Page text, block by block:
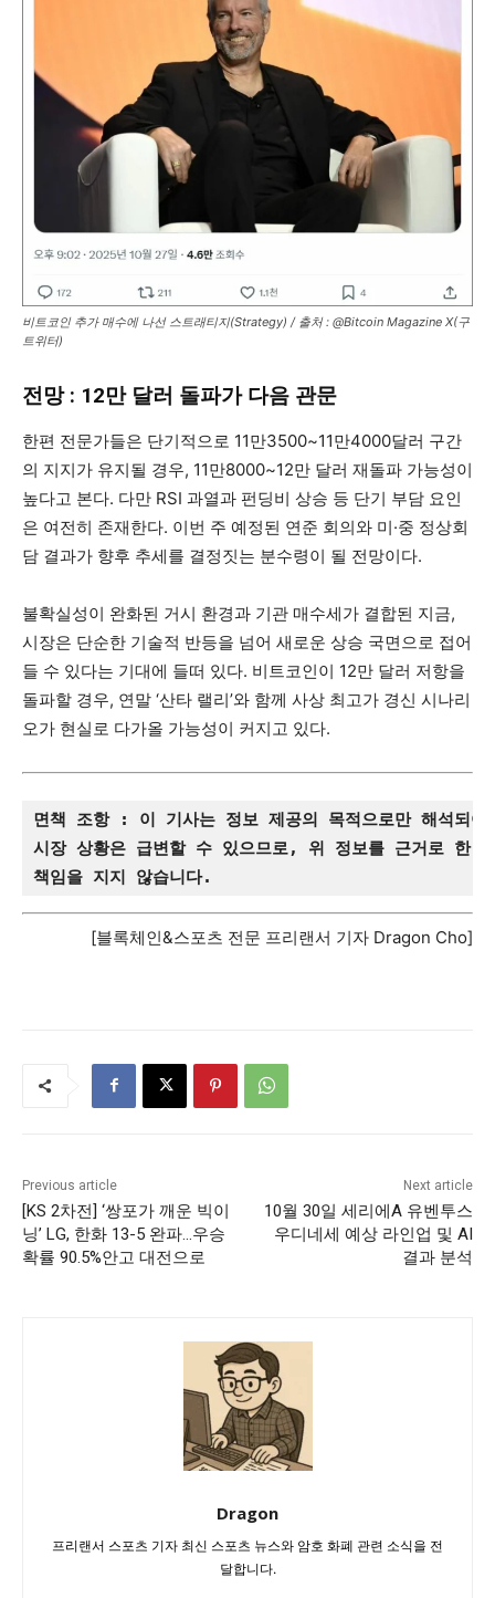
비트코인 추가 매수에 나선 스트래티지(Strategy) / 출처 : @Bitcoin Magazine X(구
트위터)
전망 : 12만 달러 돌파가 다음 관문
한편 전문가들은 단기적으로 11만3500~11만4000달러 구간
의 지지가 유지될 경우, 11만8000~12만 달러 재돌파 가능성이
높다고 본다. 다만 RSI 과열과 펀딩비 상승 등 단기 부담 요인
은 여전히 존재한다. 이번 주 예정된 연준 회의와 미·중 정상회
담 결과가 향후 추세를 결정짓는 분수령이 될 전망이다.
불확실성이 완화된 거시 환경과 기관 매수세가 결합된 지금,
시장은 단순한 기술적 반등을 넘어 새로운 상승 국면으로 접어
들 수 있다는 기대에 들떠 있다. 비트코인이 12만 달러 저항을
돌파할 경우, 연말 ‘산타 랠리’와 함께 사상 최고가 경신 시나리
오가 현실로 다가올 가능성이 커지고 있다.
면책 조항 : 이 기사는 정보 제공의 목적으로만 해석되어
시장 상황은 급변할 수 있으므로, 위 정보를 근거로 한
책임을 지지 않습니다.
[블록체인&스포츠 전문 프리랜서 기자 Dragon Cho]
Previous article
[KS 2차전] ‘쌍포가 깨운 빅이
닝’ LG, 한화 13-5 완파…우승
확률 90.5%안고 대전으로
Next article
10월 30일 세리에A 유벤투스
우디네세 예상 라인업 및 AI
결과 분석
Dragon
프리랜서 스포츠 기자 최신 스포츠 뉴스와 암호 화폐 관련 소식을 전
달합니다.